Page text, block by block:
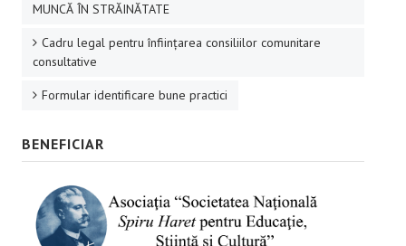
MUNCĂ ÎN STRĂINĂTATE
Cadru legal pentru înființarea consiliilor comunitare
consultative
Formular identificare bune practici
BENEFICIAR